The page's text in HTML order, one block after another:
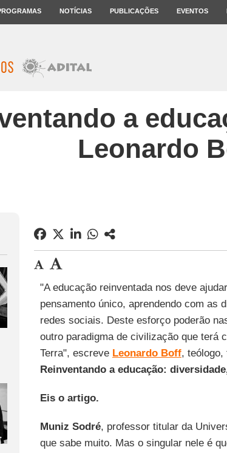
NOTÍCIAS PUBLICAÇÕES EVENTOS
a
Leonardo
"A educação reinventada nos deve
pensamento único, aprendendo com as
redes sociais. Deste esforço poderão
outro paradigma de civilização que terá
Terra", escreve Leonardo Boff, teólogo,
Reinventando a educação:
Eis o artigo.
Muniz Sodré, professor titular da
que sabe muito. Mas o singular nele é